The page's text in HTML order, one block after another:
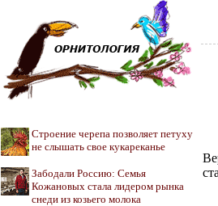
Строение черепа позволяет петуху
не слышать свое кукареканье
Забодали Россию: Семья
Кожановых стала лидером рынка
снеди из козьего молока